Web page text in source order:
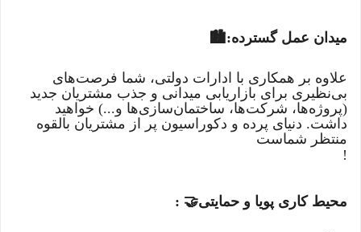
میدان عمل گسترده:
🏙
علاوه بر همکاری با ادارات دولتی، شما فرصت‌های
بی‌نظیری برای بازاریابی میدانی و جذب مشتریان جدید
(پروژه‌ها، شرکت‌ها، ساختمان‌سازی‌ها و...) خواهید
داشت. دنیای پرده و دکوراسیون پر از مشتریان بالقوه
منتظر شماست
!
محیط کاری پویا و حمایتی: 🤝